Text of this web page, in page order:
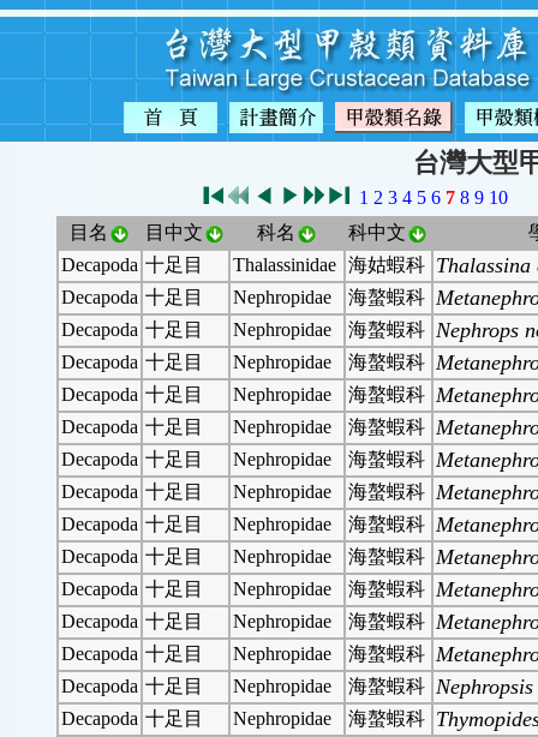
台灣大型
1 2 3 4 5 6 7 8 9 10
目名
目中文 科名 科中文
Decapoda 十足目 Thalassinidae 海姑蝦科 Thalassina
Decapoda 十足目 Nephropidae 海螯蝦科
Decapoda 十足目 Nephropidae 海螯蝦科 Nephrops
Decapoda 十足目 Nephropidae 海螯蝦科
Decapoda 十足目 Nephropidae 海螯蝦科
Decapoda 十足目 Nephropidae 海螯蝦科
Decapoda 十足目 Nephropidae 海螯蝦科
Decapoda 十足目 Nephropidae 海螯蝦科
Decapoda 十足目 Nephropidae 海螯蝦科
Decapoda 十足目 Nephropidae 海螯蝦科
Decapoda 十足目 Nephropidae 海螯蝦科
Decapoda 十足目 Nephropidae 海螯蝦科
Decapoda 十足目 Nephropidae 海螯蝦科
Decapoda 十足目 Nephropidae 海螯蝦科
Decapoda 十足目 Nephropidae 海螯蝦科